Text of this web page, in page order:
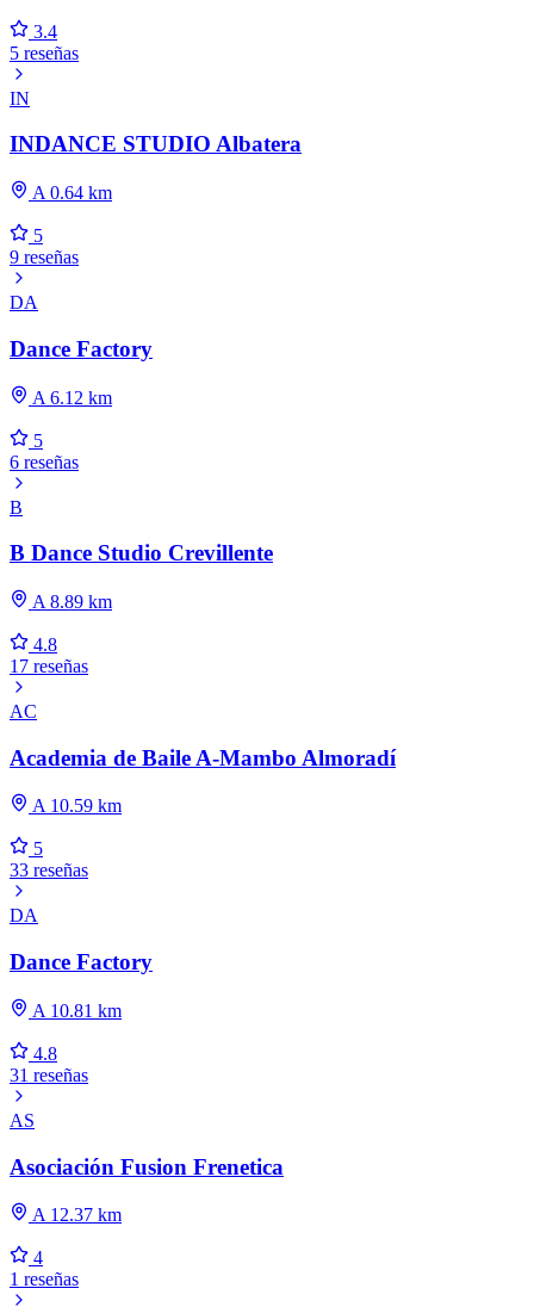
3.4
5 reseñas
IN
INDANCE STUDIO Albatera
A 0.64 km
5
9 reseñas
DA
Dance Factory
A 6.12 km
5
6 reseñas
B
B Dance Studio Crevillente
A 8.89 km
4.8
17 reseñas
AC
Academia de Baile A-Mambo Almoradí
A 10.59 km
5
33 reseñas
DA
Dance Factory
A 10.81 km
4.8
31 reseñas
AS
Asociación Fusion Frenetica
A 12.37 km
4
1 reseñas